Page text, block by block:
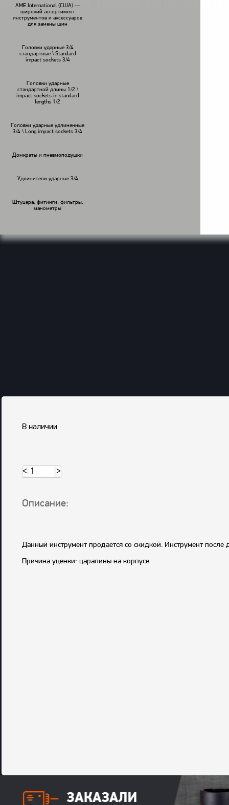
AME International (США) —
широкий ассортимент
инструментов и аксессуаров
для замены шин
Головки ударные 3/4
стандартные \ Standard
impact sockets 3/4
Головки ударные
стандартной длины 1/2 \
impact sockets in standard
lengths 1/2
Головки ударные удлиненные
3/4 \ Long impact sockets 3/4
Домкраты и пневмоподушки
Удлинители ударные 3/4
Штуцера, фитинги, фильтры,
манометры
В наличии
< >
Описание:
Данный инструмент продается со скидкой. Инструмент после
Причина уценки: царапины на корпусе.